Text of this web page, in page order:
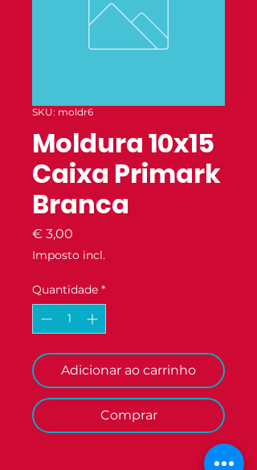
SKU: moldr6
Moldura 10x15
Caixa Primark
Branca
€ 3,00
Imposto incl.
Quantidade *
Adicionar ao carrinho
Comprar